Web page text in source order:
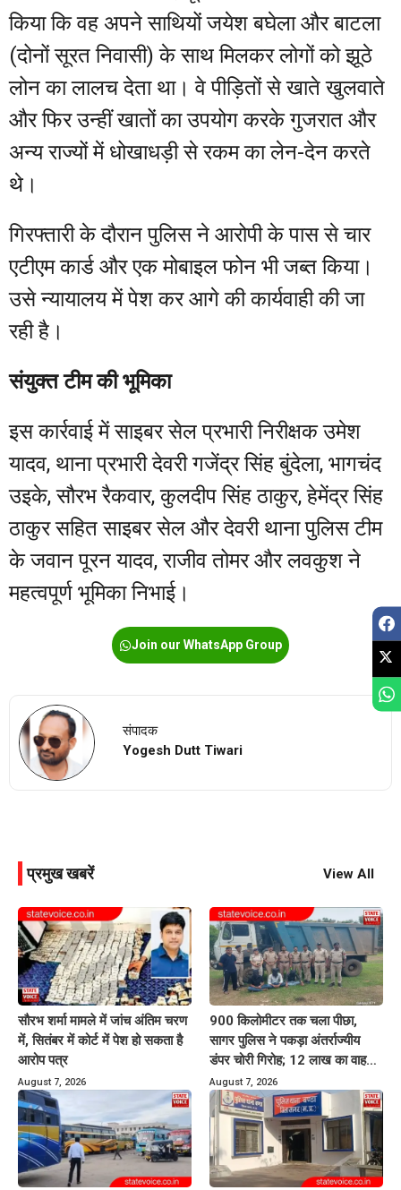
किया कि वह अपने साथियों जयेश बघेला और बाटला
(दोनों सूरत निवासी) के साथ मिलकर लोगों को झूठे
लोन का लालच देता था। वे पीड़ितों से खाते खुलवाते
और फिर उन्हीं खातों का उपयोग करके गुजरात और
अन्य राज्यों में धोखाधड़ी से रकम का लेन-देन करते
थे।
गिरफ्तारी के दौरान पुलिस ने आरोपी के पास से चार
एटीएम कार्ड और एक मोबाइल फोन भी जब्त किया।
उसे न्यायालय में पेश कर आगे की कार्यवाही की जा
रही है।
संयुक्त टीम की भूमिका
इस कार्रवाई में साइबर सेल प्रभारी निरीक्षक उमेश
यादव, थाना प्रभारी देवरी गजेंद्र सिंह बुंदेला, भागचंद
उइके, सौरभ रैकवार, कुलदीप सिंह ठाकुर, हेमेंद्र सिंह
ठाकुर सहित साइबर सेल और देवरी थाना पुलिस टीम
के जवान पूरन यादव, राजीव तोमर और लवकुश ने
महत्वपूर्ण भूमिका निभाई।
Join our WhatsApp Group
संपादक
Yogesh Dutt Tiwari
प्रमुख खबरें View All
सौरभ शर्मा मामले में जांच अंतिम चरण
में, सितंबर में कोर्ट में पेश हो सकता है
आरोप पत्र
August 7, 2026
900 किलोमीटर तक चला पीछा,
सागर पुलिस ने पकड़ा अंतर्राज्यीय
डंपर चोरी गिरोह; 12 लाख का वाहन
बरामद
August 7, 2026